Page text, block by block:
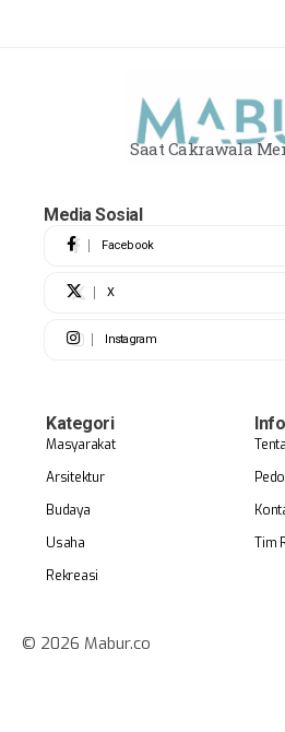
Saat Cakrawala
Media Sosial
Facebook
X
Instagram
Kategori
Masyarakat
Arsitektur
Budaya
Usaha
Rekreasi
Tim
© 2026 Mabur.co